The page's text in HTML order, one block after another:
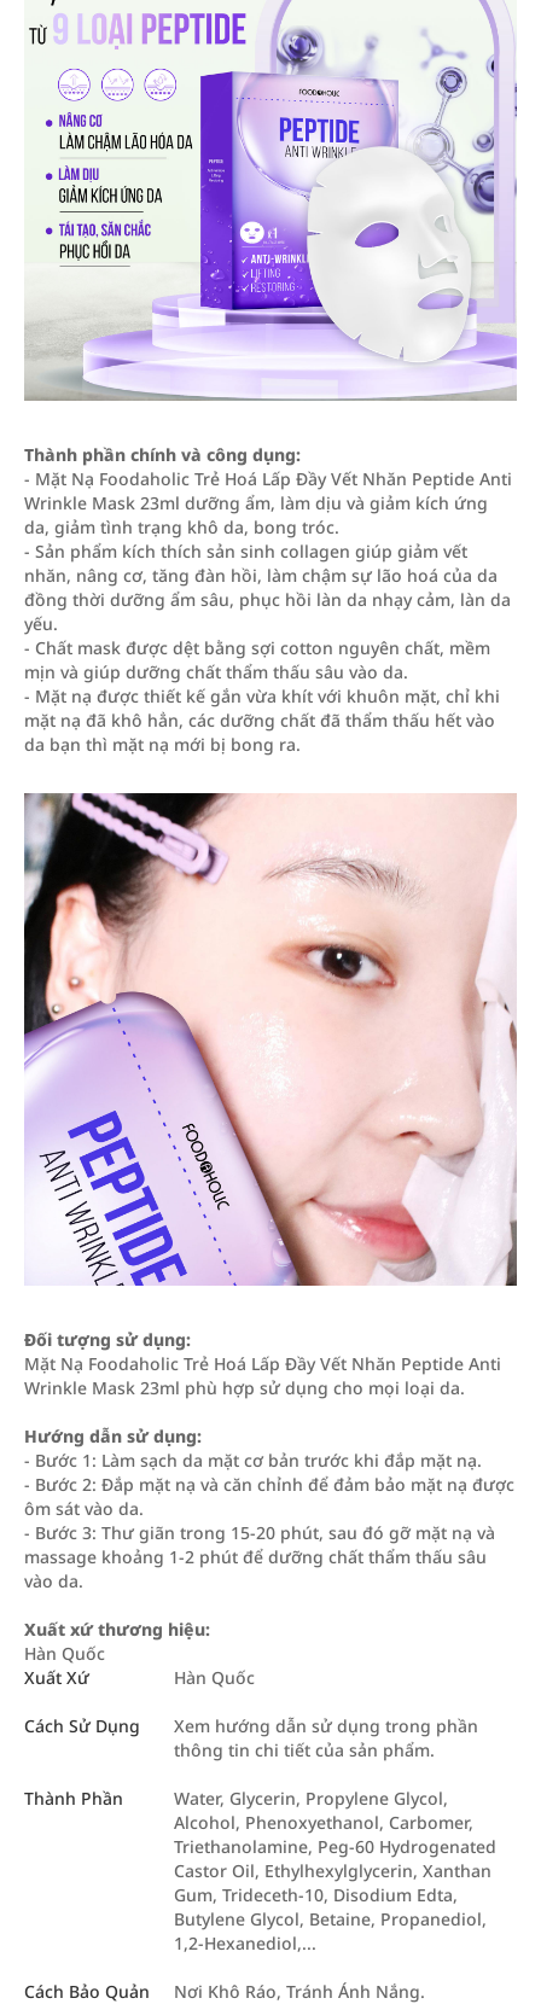
Thành phần chính và công dụng:
- Mặt Nạ Foodaholic Trẻ Hoá Lấp Đầy Vết Nhăn Peptide Anti
Wrinkle Mask 23ml dưỡng ẩm, làm dịu và giảm kích ứng
da, giảm tình trạng khô da, bong tróc.
- Sản phẩm kích thích sản sinh collagen giúp giảm vết
nhăn, nâng cơ, tăng đàn hồi, làm chậm sự lão hoá của da
đồng thời dưỡng ẩm sâu, phục hồi làn da nhạy cảm, làn da
yếu.
- Chất mask được dệt bằng sợi cotton nguyên chất, mềm
mịn và giúp dưỡng chất thẩm thấu sâu vào da.
- Mặt nạ được thiết kế gắn vừa khít với khuôn mặt, chỉ khi
mặt nạ đã khô hẳn, các dưỡng chất đã thẩm thấu hết vào
da bạn thì mặt nạ mới bị bong ra.
Đối tượng sử dụng:
Mặt Nạ Foodaholic Trẻ Hoá Lấp Đầy Vết Nhăn Peptide Anti
Wrinkle Mask 23ml phù hợp sử dụng cho mọi loại da.
Hướng dẫn sử dụng:
- Bước 1: Làm sạch da mặt cơ bản trước khi đắp mặt nạ.
- Bước 2: Đắp mặt nạ và căn chỉnh để đảm bảo mặt nạ được
ôm sát vào da.
- Bước 3: Thư giãn trong 15-20 phút, sau đó gỡ mặt nạ và
massage khoảng 1-2 phút để dưỡng chất thẩm thấu sâu
vào da.
Xuất xứ thương hiệu:
Hàn Quốc
Xuất Xứ
Hàn Quốc
Cách Sử Dụng
Xem hướng dẫn sử dụng trong phần
thông tin chi tiết của sản phẩm.
Thành Phần
Water, Glycerin, Propylene Glycol,
Alcohol, Phenoxyethanol, Carbomer,
Triethanolamine, Peg-60 Hydrogenated
Castor Oil, Ethylhexylglycerin, Xanthan
Gum, Trideceth-10, Disodium Edta,
Butylene Glycol, Betaine, Propanediol,
1,2-Hexanediol,...
Cách Bảo Quản Nơi Khô Ráo, Tránh Ánh Nắng.